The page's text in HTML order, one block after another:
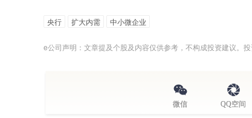
央行 扩大内需 中小微企业
e公司声明：文章提及个股及内容仅供参考，不构成投资建议。投
微信 QQ空间